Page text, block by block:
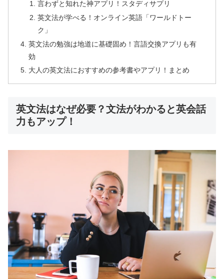
言わずと知れた神アプリ！スタディサプリ
英文法が学べる！オンライン英語「ワールドトー
ク」
英文法の勉強は地道に基礎固め！言語交換アプリも有
効
大人の英文法におすすめの参考書やアプリ！まとめ
英文法はなぜ必要？文法がわかると英会話
力もアップ！